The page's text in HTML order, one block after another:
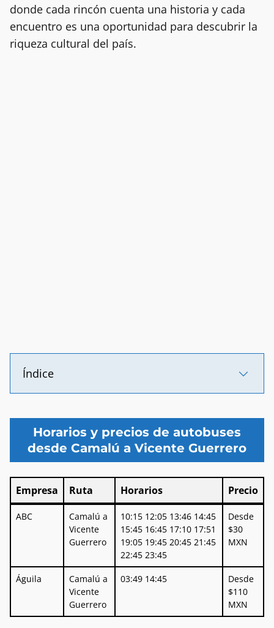
donde cada rincón cuenta una historia y cada
encuentro es una oportunidad para descubrir la
riqueza cultural del país.
Índice
Horarios y precios de autobuses
desde Camalú a Vicente Guerrero
Empresa Ruta Horarios
Precio
Empresa
Ruta Horarios Precio
ABC
Camalú a
Vicente
Guerrero
10:15 12:05 13:46 14:45
15:45 16:45 17:10 17:51
19:05 19:45 20:45 21:45
22:45 23:45
Desde
$30
MXN
Águila
Camalú a
Vicente
Guerrero
03:49 14:45
Desde
$110
MXN